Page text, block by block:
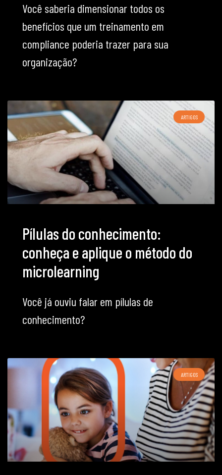
Você saberia dimensionar todos os
benefícios que um treinamento em
compliance poderia trazer para sua
organização?
ARTIGOS
Pílulas do conhecimento:
conheça e aplique o método do
microlearning
Você já ouviu falar em pílulas de
conhecimento?
ARTIGOS